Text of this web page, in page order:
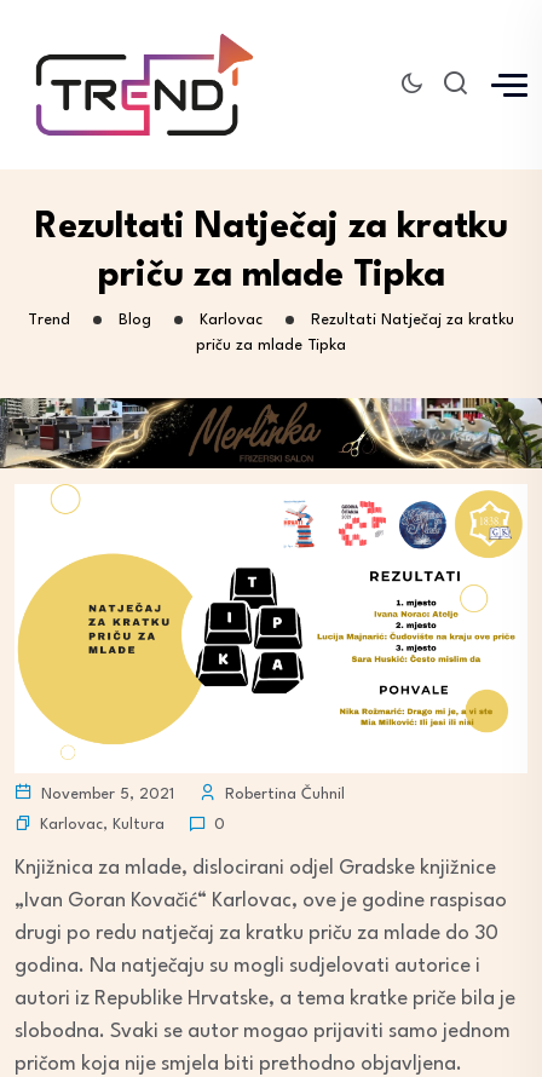
Rezultati Natječaj za kratku
priču za mlade Tipka
Trend Blog Karlovac
Rezultati Natječaj za kratku
priču za mlade Tipka
November 5, 2021
Robertina Čuhnil
Karlovac, Kultura 0
Knjižnica za mlade, dislocirani odjel Gradske knjižnice
„Ivan Goran Kovačić“ Karlovac, ove je godine raspisao
drugi po redu natječaj za kratku priču za mlade do 30
godina. Na natječaju su mogli sudjelovati autorice i
autori iz Republike Hrvatske, a tema kratke priče bila je
slobodna. Svaki se autor mogao prijaviti samo jednom
pričom koja nije smjela biti prethodno objavljena.